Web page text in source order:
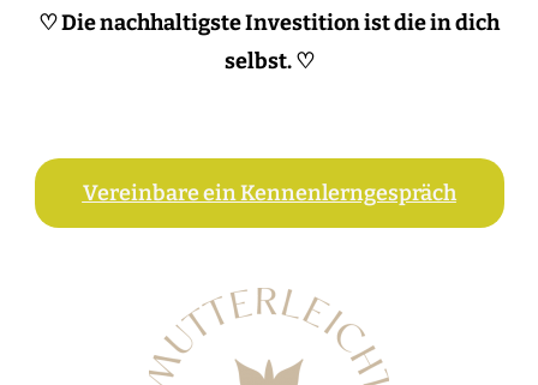
♡ Die nachhaltigste Investition ist die in dich
selbst. ♡
Vereinbare ein Kennenlerngespräch